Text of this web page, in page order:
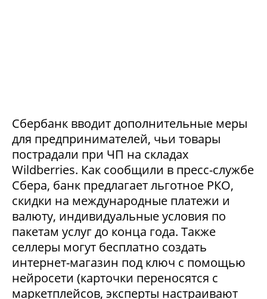
Сбербанк вводит дополнительные меры
для предпринимателей, чьи товары
пострадали при ЧП на складах
Wildberries. Как сообщили в пресс-службе
Сбера, банк предлагает льготное РКО,
скидки на международные платежи и
валюту, индивидуальные условия по
пакетам услуг до конца года. Также
селлеры могут бесплатно создать
интернет-магазин под ключ с помощью
нейросети (карточки переносятся с
маркетплейсов, эксперты настраивают